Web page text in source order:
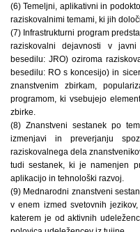
(6) Temeljni, aplikativni in
raziskovalnimi temami, ki jih
(7) Infrastrukturni program
raziskovalni dejavnosti v
besedilu: JRO) oziroma
besedilu: RO s koncesijo) in
znanstvenim zbirkam,
programom, ki vsebujejo
zbirke.
(8) Znanstveni sestanek po
izmenjavi in preverjanju
raziskovalnega dela
tudi sestanek, ki je namenjen
aplikacijo in tehnološki razvoj.
(9) Mednarodni znanstveni
v enem izmed svetovnih
katerem je od aktivnih